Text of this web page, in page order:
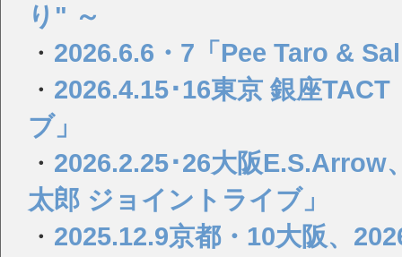
り" ～
・ 2026.6.6・7「Pee Taro &
・ 2026.4.15･16東京 銀座
ブ」
・ 2026.2.25･26大阪E.S.Arrow
太郎 ジョイントライブ」
・ 2025.12.9京都・10大阪、